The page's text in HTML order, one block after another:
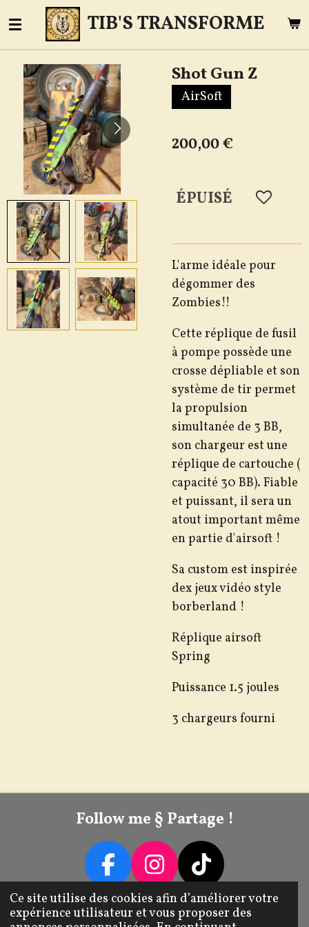
Ce site utilise des cookies afin d’améliorer votre
expérience utilisateur et vous proposer des
Passer
au
contenu
principal
TIB'S TRANSFORME
Shot Gun Z
AirSoft
200,00 €
ÉPUISÉ
L'arme idéale pour
dégommer des
Zombies!!
Cette réplique de fusil
à pompe possède une
crosse dépliable et son
système de tir permet
la propulsion
simultanée de 3 BB,
son chargeur est une
réplique de cartouche (
capacité 30 BB). Fiable
et puissant, il sera un
atout important même
en partie d'airsoft !
Sa custom est inspirée
dex jeux vidéo style
borberland !
Réplique airsoft
Spring
Puissance 1.5 joules
3 chargeurs fourni
Follow me § Partage !
F
A
C
I
N
S
T
I
K
Livraison / Retour / Échange